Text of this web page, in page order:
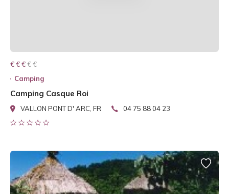
€ € € € €
€ € €
Camping
Camping Casque Roi
VALLON PONT D' ARC, FR 04 75 88 04 23